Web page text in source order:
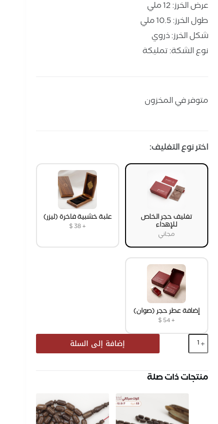
عرض الخرز: 12 ملي
طول الخرز: 10.5 ملي
شكل الخرز: ذروي
نوع الشكة: تمليكة
متوفر في المخزون
اختر نوع التغليف:
تغليف حجر الخاص
للإهداء
مجاني
علبة خشبية فاخرة (ليزر)
+
$38
إضافة عطر حجر (صوان)
+
$54
إضافة إلى السلة
منتجات ذات صلة